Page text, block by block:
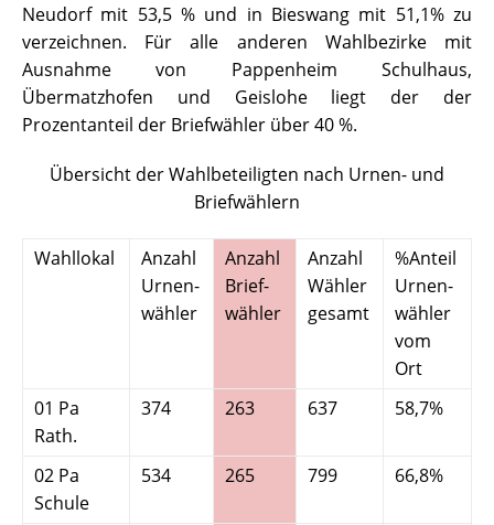
Neudorf mit 53,5 % und in Bieswang mit 51,1% zu
verzeichnen. Für alle anderen Wahlbezirke mit
Ausnahme von Pappenheim Schulhaus,
Übermatzhofen und Geislohe liegt der der
Prozentanteil der Briefwähler über 40 %.
Übersicht der Wahlbeteiligten nach Urnen- und
Briefwählern
Wahllokal
Anzahl
Urnen-
wähler
Anzahl
Brief-
wähler
Anzahl
Wähler
gesamt
%Anteil
Urnen-
wähler
vom
Ort
01 Pa
Rath.
374 263 637 58,7%
02 Pa
Schule
534 265 799 66,8%